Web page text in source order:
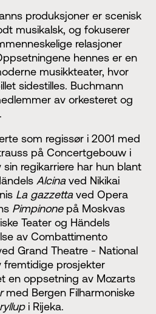
produksjoner er scenisk
musikalsk, og fokuserer
relasjoner
hennes er en
musikkteater, hvor
sidestilles. Buchmann
av orkesteret og
som regissør i 2001 med
på Concertgebouw i
regikarriere har hun blant
Alcina ved Nikikai
La gazzetta ved Opera
Pimpinone på Moskvas
Teater og Händels
av Combattimento
Grand Theatre - National
fremtidige prosjekter
en oppsetning av Mozarts
med Bergen Filharmoniske
i Rijeka.